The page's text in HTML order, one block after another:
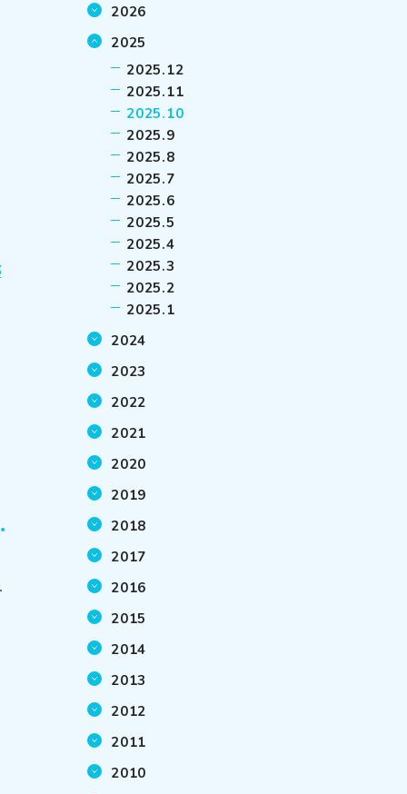
2026
2025
2025.12
2025.11
2025.10
2025.9
2025.8
2025.7
2025.6
2025.5
2025.4
2025.3
2025.2
2025.1
2024
2023
2022
2021
2020
2019
2018
2017
2016
2015
2014
2013
2012
2011
2010